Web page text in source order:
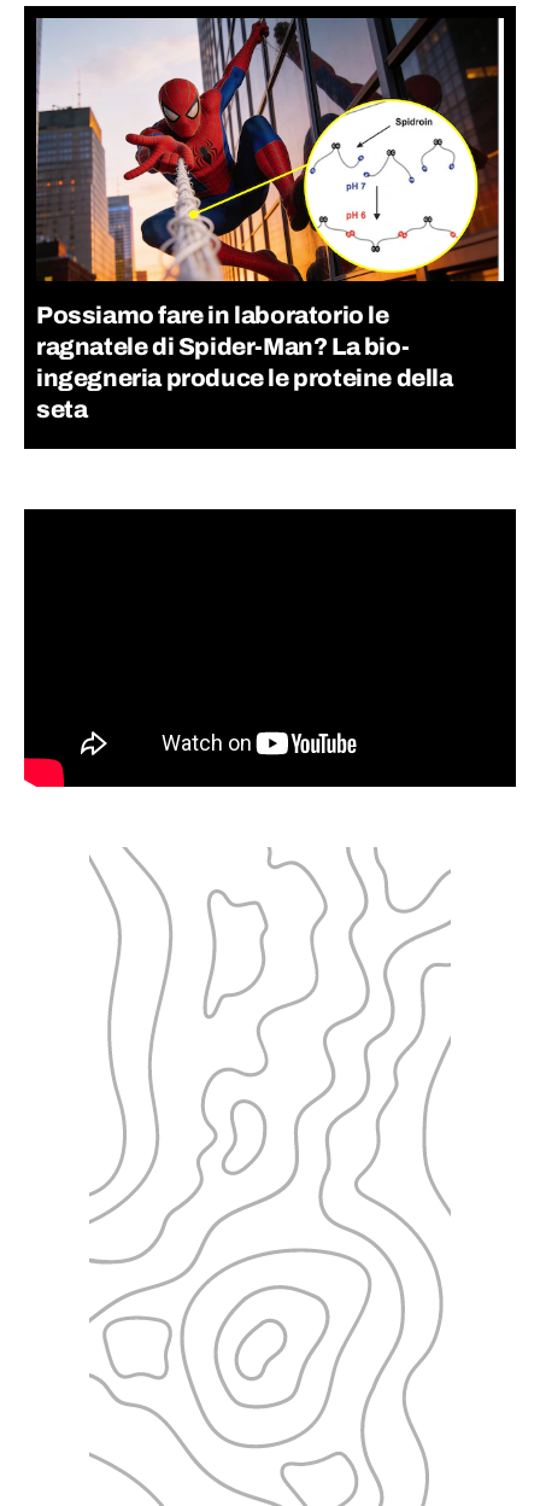
Possiamo fare in laboratorio le
ragnatele di Spider-Man? La bio-
ingegneria produce le proteine della
seta